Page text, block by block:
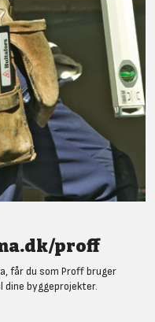
proff
får du som Proff bruger
byggeprojekter.